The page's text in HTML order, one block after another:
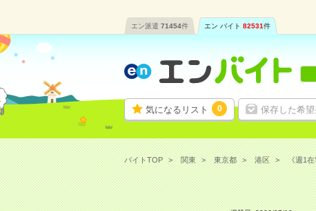
エン派遣 71454件 エン バイト 82531件
気になるリスト 0 保存した希
バイトTOP 関東 東京都 港区 《週1在